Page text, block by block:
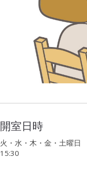
開室日時
火・水・木・金・土曜日
15:30